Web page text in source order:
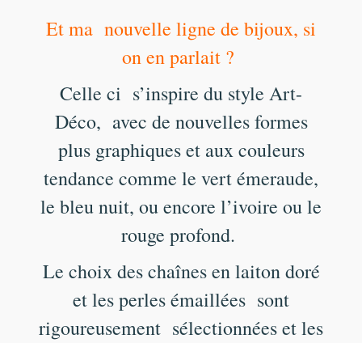
Et ma nouvelle ligne de bijoux, si
on en parlait ?
Celle ci s’inspire du style Art-
Déco, avec de nouvelles formes
plus graphiques et aux couleurs
tendance comme le vert émeraude,
le bleu nuit, ou encore l’ivoire ou le
rouge profond.
Le choix des chaînes en laiton doré
et les perles émaillées sont
rigoureusement sélectionnées et les